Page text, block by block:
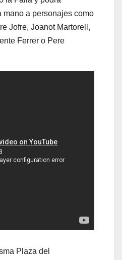
mano a personajes como
Jofre, Joanot Martorell,
Ferrer o Pere
Plaza del